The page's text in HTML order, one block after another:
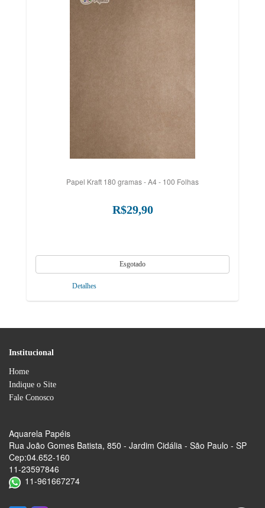
Papel Kraft 180 gramas - A4 - 100 Folhas
R$29,90
Detalhes
Institucional
Home
Indique o Site
Fale Conosco
Aquarela Papéis
Rua João Gomes Batista, 850 - Jardim Cidália - São Paulo - SP
Cep:04.652-160
11-23597846
11-961667274